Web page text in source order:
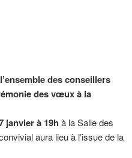
des conseillers
des vœux à la
janvier à 19h à la Salle des
aura lieu à l’issue de la